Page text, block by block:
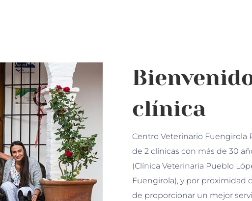
clínica
Centro Veterinario Fuengirola
de 2 clínicas con más de 30
(Clínica Veterinaria Pueblo
Fuengirola), y por proximidad
de proporcionar un mejor